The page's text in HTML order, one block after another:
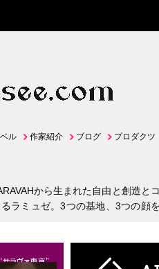
ル 作家紹介 ブログ プロダクツ
から生まれた自由と創造と
ラミュゼ。3つの基地、3つの顔